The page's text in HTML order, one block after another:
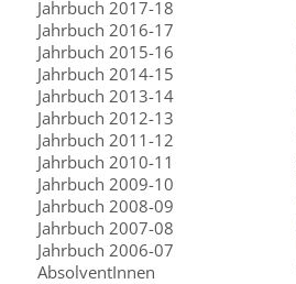
Jahrbuch 2017-18
Jahrbuch 2016-17
Jahrbuch 2015-16
Jahrbuch 2014-15
Jahrbuch 2013-14
Jahrbuch 2012-13
Jahrbuch 2011-12
Jahrbuch 2010-11
Jahrbuch 2009-10
Jahrbuch 2008-09
Jahrbuch 2007-08
Jahrbuch 2006-07
AbsolventInnen